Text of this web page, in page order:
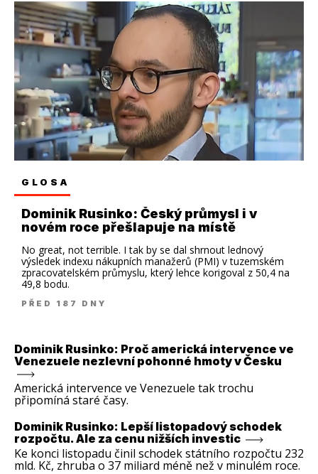
GLOSA
Dominik Rusinko: Český průmysl i v
novém roce přešlapuje na místě
No great, not terrible. I tak by se dal shrnout lednový
výsledek indexu nákupních manažerů (PMI) v tuzemském
zpracovatelském průmyslu, který lehce korigoval z 50,4 na
49,8 bodu.
PŘED 187 DNY
Dominik Rusinko: Proč americká intervence ve
Venezuele nezlevní pohonné hmoty v Česku
Americká intervence ve Venezuele tak trochu
připomíná staré časy.
Dominik Rusinko: Lepší listopadový schodek
rozpočtu. Ale za cenu nižších investic
Ke konci listopadu činil schodek státního rozpočtu 232
mld. Kč, zhruba o 37 miliard méně než v minulém roce.